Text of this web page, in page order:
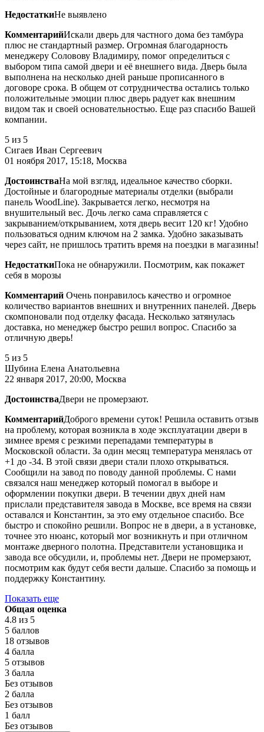
НедостаткиНе выявлено
КомментарийИскали дверь для частного дома без тамбура
плюс не стандартный размер. Огромная благодарность
менеджеру Соловову Владимиру, помог определиться с
выбором типа самой двери и её внешнего вида. Дверь была
выполнена на несколько дней раньше прописанного в
договоре срока. В общем от сотрудничества остались только
положительные эмоции плюс дверь радует как внешним
видом так и своей основательностью. Еще раз спасибо Вашей
компании.
5 из 5
Сигаев Иван Сергеевич
01 ноября 2017, 15:18, Москва
ДостоинстваНа мой взгляд, идеальное качество сборки.
Достойные и благородные материалы отделки (выбрали
панель WoodLine). Закрывается легко, несмотря на
внушительный вес. Дочь легко сама справляется с
закрыванием/открыванием, хотя дверь весит 120 кг! Удобно
пользоваться одним ключом на 2 замка. Удобно заказывать
через сайт, не пришлось тратить время на поездки в магазины!
НедостаткиПока не обнаружили. Посмотрим, как покажет
себя в морозы
Комментарий Очень понравилось качество и огромное
количество вариантов внешних и внутренних панелей. Дверь
скомпоновали под отделку фасада. Несколько затянулась
доставка, но менеджер быстро решил вопрос. Спасибо за
отличную дверь!
5 из 5
Шубина Елена Анатольевна
22 января 2017, 20:00, Москва
ДостоинстваДвери не промерзают.
КомментарийДоброго времени суток! Решила оставить отзыв
на проблему, которая возникла в ходе эксплуатации двери в
зимнее время с резкими перепадами температуры в
Московской области. За один месяц температура менялась от
+1 до -34. В этой связи двери стали плохо открываться.
Сообщили на завод по поводу данной проблемы. С нами
связался наш менеджер который помогал в выборе и
оформлении покупки двери. В течении двух дней нам
прислали представителя завода в Москве, все время на связи
оставался и Константин, за это ему отдельное спасибо. Все
быстро и спокойно решили. Вопрос не в двери, а в установке,
точнее это нюанс, который мог возникнуть и при отличном
монтаже дверного полотна. Представители установщика и
завода все обсудили, и, проблемы нет. Двери не промерзают,
посмотрим как будут себя вести дальше. Спасибо за помощь и
поддержку Константину.
Показать еще
Общая оценка
4.8 из 5
5 баллов
18 отзывов
4 балла
5 отзывов
3 балла
Без отзывов
2 балла
Без отзывов
1 балл
Без отзывов